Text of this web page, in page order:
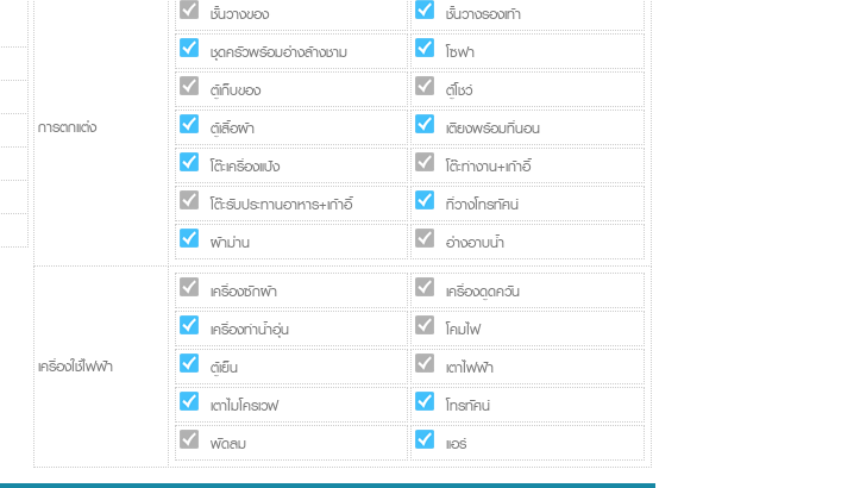
การตกแต่ง
ชั้นวางของ
ชั้นวางรองเท้า
ชุดครัวพร้อมอ่างล้างชาม
โซฟา
ตู้เก็บของ
ตู้โชว์
ตู้เสื้อผ้า
เตียงพร้อมที่นอน
โต๊ะเครื่องแป้ง
โต๊ะทำงาน+เก้าอี้
โต๊ะรับประทานอาหาร+เก้าอี้
ที่วางโทรทัศน์
ผ้าม่าน
อ่างอาบน้ำ
เครื่องใช้ไฟฟ้า
เครื่องซักผ้า
เครื่องดูดควัน
เครื่องทำน้ำอุ่น
โคมไฟ
ตู้เย็น
เตาไฟฟ้า
เตาไมโครเวฟ
โทรทัศน์
พัดลม
แอร์